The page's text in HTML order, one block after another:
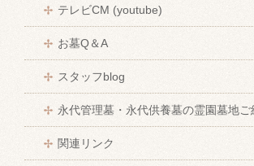
テレビCM (youtube)
お墓Q＆A
スタッフblog
永代管理墓・永代供養墓の霊園墓地ご
関連リンク